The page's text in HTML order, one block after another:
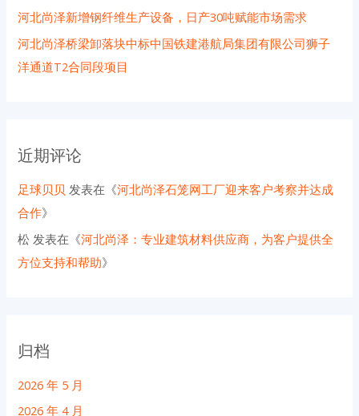
河北尚泽新增钢纤维生产设备，日产30吨赋能市场需求
河北尚泽桥梁卸落块中标中国铁建港航局集团有限公司狮子
洋通道T2合同段项目
近期评论
足球贝贝 发表在《河北尚泽石笼网工厂迎来客户考察并达成
合作》
松 发表在《河北尚泽：专业建筑材料供应商，为客户提供全
方位支持和帮助》
归档
2026 年 5 月
2026 年 4 月